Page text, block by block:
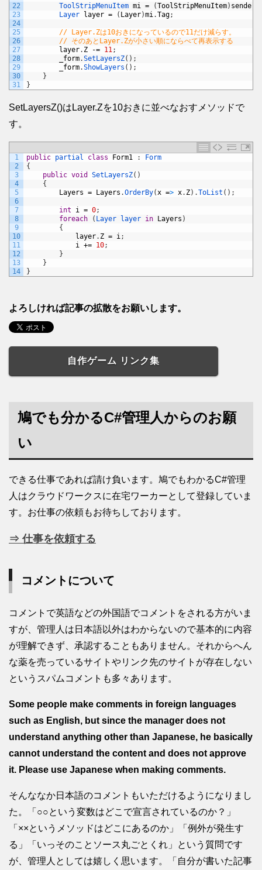
22
23
24
25
26
27
28
29
30
31
ToolStripMenuItem mi = (ToolStripMenuItem) sender
Layer
layer = ( Layer)mi.Tag;
// Layer.Zは10おきになっているので11だけ減らす。
// そのあとLayer.Zが小さい順にならべて再表示する
layer. Z -= 11;
_form.SetLayersZ( ) ;
_form.ShowLayers ( ) ;
}
}
SetLayersZ()はLayer.Zを10おきに並べなおすメソッドで
す。
1
2
3
4
5
6
7
8
9
10
11
12
13
14
public partial class Form1 :
Form
{
public void SetLayersZ( )
{
Layers = Layers .OrderBy(x => x. Z) .ToList ( ) ;
int i = 0;
foreach
( Layer layer in Layers )
{
layer. Z = i;
i += 10;
}
}
}
よろしければ記事の拡散をお願いします。
自作ゲーム リンク集
鳩でも分かるC#管理人からのお願
い
できる仕事であれば請け負います。鳩でもわかるC#管理
人はクラウドワークスに在宅ワーカーとして登録していま
す。お仕事の依頼もお待ちしております。
⇒ 仕事を依頼する
コメントについて
コメントで英語などの外国語でコメントをされる方がいま
すが、管理人は日本語以外はわからないので基本的に内容
が理解できず、承認することもありません。それからへん
な薬を売っているサイトやリンク先のサイトが存在しない
というスパムコメントも多々あります。
Some people make comments in foreign languages
such as English, but since the manager does not
understand anything other than Japanese, he basically
cannot understand the content and does not approve
it. Please use Japanese when making comments.
そんななか日本語のコメントもいただけるようになりまし
た。「○○という変数はどこで宣言されているのか？」
「××というメソッドはどこにあるのか」「例外が発生す
る」「いっそのことソース丸ごとくれ」という質問です
が、管理人としては嬉しく思います。「自分が書いた記事